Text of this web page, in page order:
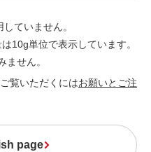
ていません。
10g単位で表示しています。
せん。
覧いただくにはお願いとご注
page